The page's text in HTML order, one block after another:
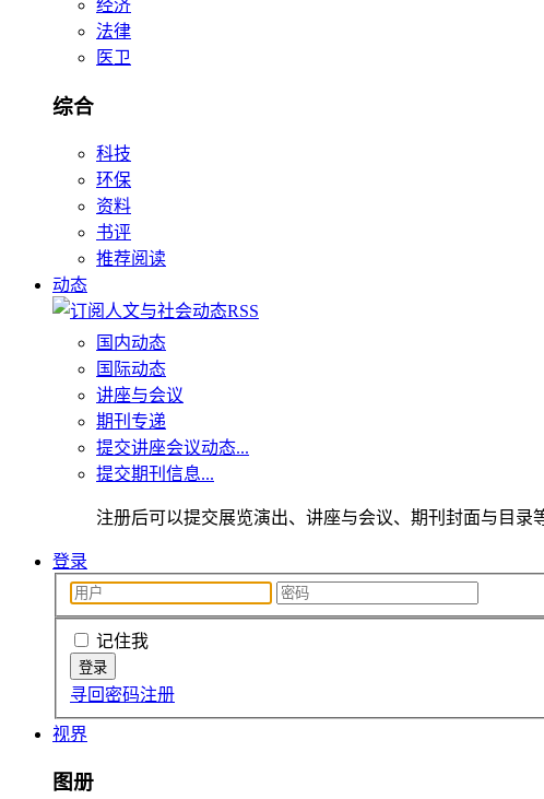
经济
法律
医卫
综合
科技
环保
资料
书评
推荐阅读
动态
国内动态
国际动态
讲座与会议
期刊专递
提交讲座会议动态...
提交期刊信息...
注册后可以提交展览演出、讲座与会议、期刊封面与目录
登录
记住我
寻回密码注册
视界
图册